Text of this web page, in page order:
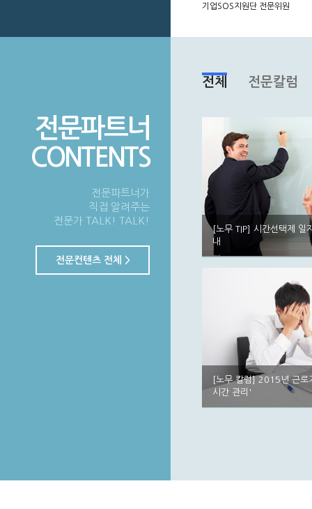
기업SOS지원단 전문위원
전문파트너
CONTENTS
전문파트너가
직접 알려주는
전문가 TALK! TALK!
전문컨텐츠 전체 >
전체 전문칼럼
[노무 TIP] 시간선택제 일
내
[노무 칼럼] 2015년 근로
시간 관리'